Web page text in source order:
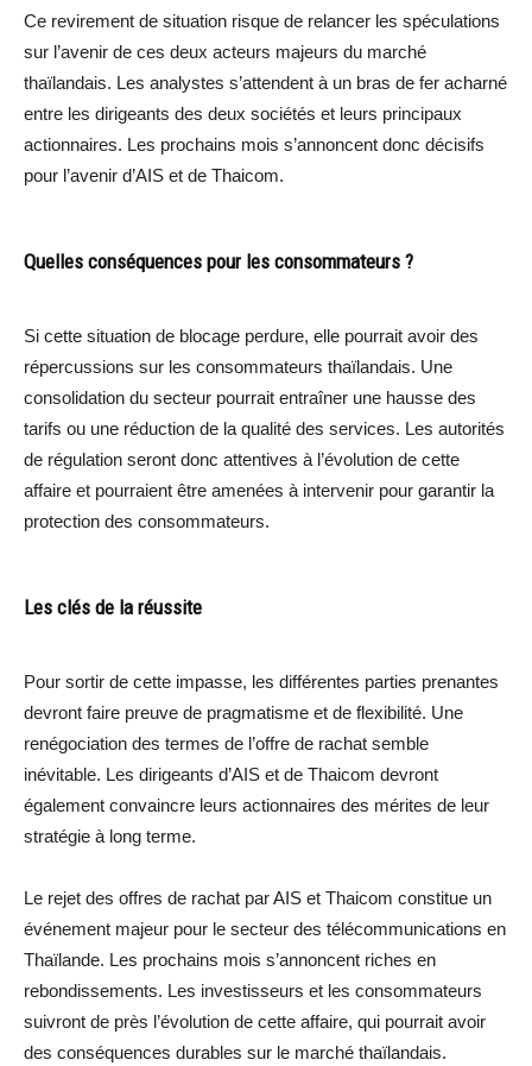
Ce revirement de situation risque de relancer les spéculations
sur l’avenir de ces deux acteurs majeurs du marché
thaïlandais. Les analystes s’attendent à un bras de fer acharné
entre les dirigeants des deux sociétés et leurs principaux
actionnaires. Les prochains mois s’annoncent donc décisifs
pour l’avenir d’AIS et de Thaicom.
Quelles conséquences pour les consommateurs ?
Si cette situation de blocage perdure, elle pourrait avoir des
répercussions sur les consommateurs thaïlandais. Une
consolidation du secteur pourrait entraîner une hausse des
tarifs ou une réduction de la qualité des services. Les autorités
de régulation seront donc attentives à l’évolution de cette
affaire et pourraient être amenées à intervenir pour garantir la
protection des consommateurs.
Les clés de la réussite
Pour sortir de cette impasse, les différentes parties prenantes
devront faire preuve de pragmatisme et de flexibilité. Une
renégociation des termes de l’offre de rachat semble
inévitable. Les dirigeants d’AIS et de Thaicom devront
également convaincre leurs actionnaires des mérites de leur
stratégie à long terme.
Le rejet des offres de rachat par AIS et Thaicom constitue un
événement majeur pour le secteur des télécommunications en
Thaïlande. Les prochains mois s’annoncent riches en
rebondissements. Les investisseurs et les consommateurs
suivront de près l’évolution de cette affaire, qui pourrait avoir
des conséquences durables sur le marché thaïlandais.